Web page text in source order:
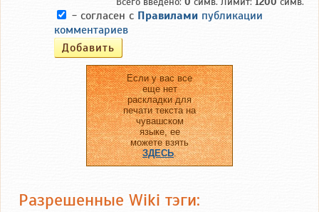
- согласен с Правилами публикации
комментариев
Если у вас все
еще нет
раскладки для
печати текста на
чувашском
языке, ее
можете взять
ЗДЕСЬ.
Разрешенные Wiki тэги: